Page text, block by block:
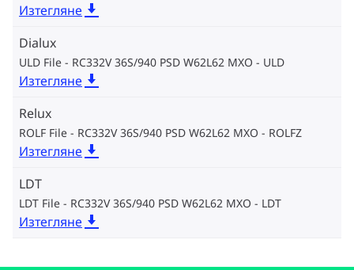
Изтегляне
Dialux
ULD File - RC332V 36S/940 PSD W62L62 MXO ULD
Изтегляне
Relux
ROLF File - RC332V 36S/940 PSD W62L62 MXO ROLFZ
Изтегляне
LDT
LDT File - RC332V 36S/940 PSD W62L62 MXO LDT
Изтегляне